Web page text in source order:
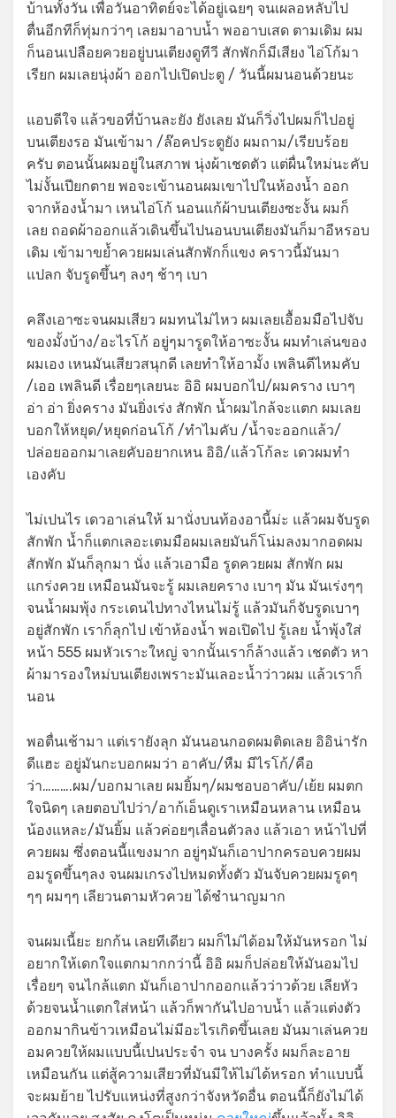
บ้านทั้งวัน เพื่อวันอาทิตย์จะได้อยู่เฉยๆ จนเผลอหลับไป
ตื่นอีกทีก็ทุ่มกว่าๆ เลยมาอาบน้ำ พออาบเสด ตามเดิม ผม
ก็นอนเปลือยควยอยู่บนเตียงดูทีวี สักพักก็มีเสียง ไอ่โก้มา
เรียก ผมเลยนุ่งผ้า ออกไปเปิดปะตู / วันนี้ผมนอนด้วยนะ
แอบดีใจ แล้วขอที่บ้านละยัง ยังเลย มันก็วิ่งไปผมก็ไปอยู่
บนเตียงรอ มันเข้ามา /ล๊อคประตูยัง ผมถาม/เรียบร้อย
ครับ ตอนนั้นผมอยู่ในสภาพ นุ่งผ้าเชดตัว แต่ผื่นใหม่นะคับ
ไม่งั้นเปียกตาย พอจะเข้านอนผมเขาไปในห้องน้ำ ออก
จากห้องน้ำมา เหนไอ่โก้ นอนแก้ผ้าบนเตียงซะงั้น ผมก็
เลย ถอดผ้าออกแล้วเดินขึ้นไปนอนบนเตียงมันก็มาอีหรอบ
เดิม เข้ามาขย้ำควยผมเล่นสักพักก็แขง คราวนี้มันมา
แปลก จับรูดขึ้นๆ ลงๆ ช้าๆ เบา
คลึงเอาซะจนผมเสียว ผมทนไม่ไหว ผมเลยเอื้อมมือไปจับ
ของมั้งบ้าง/อะไรโก้ อยู่ๆมารูดให้อาซะงั้น ผมทำเล่นของ
ผมเอง เหนมันเสียวสนุกดี เลยทำให้อามั้ง เพลินดีไหมคับ
/เออ เพลินดี เรื่อยๆเลยนะ อิอิ ผมบอกไป/ผมคราง เบาๆ
อ่า อ่า ยิ่งคราง มันยิ่งเร่ง สักพัก น้ำผมไกล้จะแตก ผมเลย
บอกให้หยุด/หยุดก่อนโก้ /ทำไมคับ /น้ำจะออกแล้ว/
ปล่อยออกมาเลยคับอยากเหน อิอิ/แล้วโก้ละ เดวผมทำ
เองคับ
ไม่เปนไร เดวอาเล่นให้ มานั่งบนท้องอานี้ม่ะ แล้วผมจับรูด
สักพัก น้ำก็แตกเลอะเตมมือผมเลยมันก็โน่มลงมากอดผม
สักพัก มันก็ลุกมา นั่ง แล้วเอามือ รูดควยผม สักพัก ผม
แกร่งควย เหมือนมันจะรู้ ผมเลยคราง เบาๆ มัน มันเร่งๆๆ
จนน้ำผมพุ้ง กระเดนไปทางไหนไม่รู้ แล้วมันก็จับรูดเบาๆ
อยู่สักพัก เราก็ลุกไป เข้าห้องน้ำ พอเปิดไป รู้เลย น้ำพุ้งใส่
หน้า 555 ผมหัวเราะใหญ่ จากนั้นเราก็ล้างแล้ว เชดตัว หา
ผ้ามารองใหม่บนเตียงเพราะมันเลอะน้ำว่าวผม แล้วเราก็
นอน
พอตื่นเช้ามา แต่เรายังลุก มันนอนกอดผมติดเลย อิอิน่ารัก
ดีแฮะ อยู่มันกะบอกผมว่า อาคับ/หืม มีไรโก้/คือ
ว่า……….ผม/บอกมาเลย ผมยิ้มๆ/ผมชอบอาคับ/เย้ย ผมตก
ใจนิดๆ เลยตอบไปว่า/อาก้เอ็นดูเราเหมือนหลาน เหมือน
น้องแหละ/มันยิ้ม แล้วค่อยๆเลื่อนตัวลง แล้วเอา หน้าไปที่
ควยผม ซึ่งตอนนี้แขงมาก อยู่ๆมันก็เอาปากครอบควยผม
อมรูดขึ้นๆลง จนผมเกรงไปหมดทั้งตัว มันจับควยผมรูดๆ
ๆๆ ผมๆๆ เลียวนตามหัวควย ได้ชำนาญมาก
จนผมเนี้ยะ ยกก้น เลยทีเดียว ผมก็ไม่ได้อมให้มันหรอก ไม่
อยากให้เดกใจแตกมากกว่านี้ อิอิ ผมก็ปล่อยให้มันอมไป
เรื่อยๆ จนไกล้แตก มันก็เอาปากออกแล้วว่าวด้วย เลียหัว
ด้วยจนน้ำแตกใส่หน้า แล้วก็พากันไปอาบน้ำ แล้วแต่งตัว
ออกมากินข้าวเหมือนไม่มีอะไรเกิดขึ้นเลย มันมาเล่นควย
อมควยให้ผมแบบนี้เปนประจำ จน บางครั้ง ผมก็ละอาย
เหมือนกัน แต่สู้ความเสียวที่มันมีให้ไม่ได้หรอก ทำแบบนี้
จะผมย้าย ไปรับแหน่งที่สูงกว่าจังหวัดอื่น ตอนนี้ก็ยังไม่ได้